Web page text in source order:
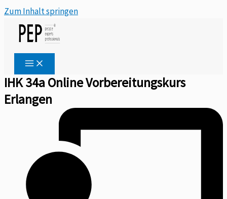
Zum Inhalt springen
IHK 34a Online Vorbereitungskurs
Erlangen